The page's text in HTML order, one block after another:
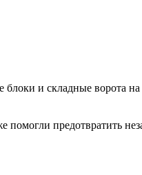
и складные ворота на
предотвратить